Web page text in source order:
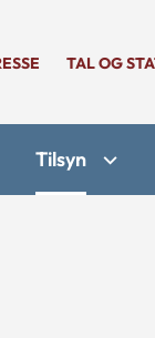
TAL OG
Tilsyn